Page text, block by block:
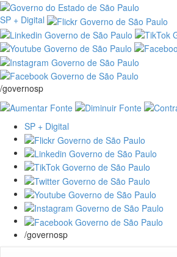
SP + Digital
/governosp
SP + Digital
/governosp